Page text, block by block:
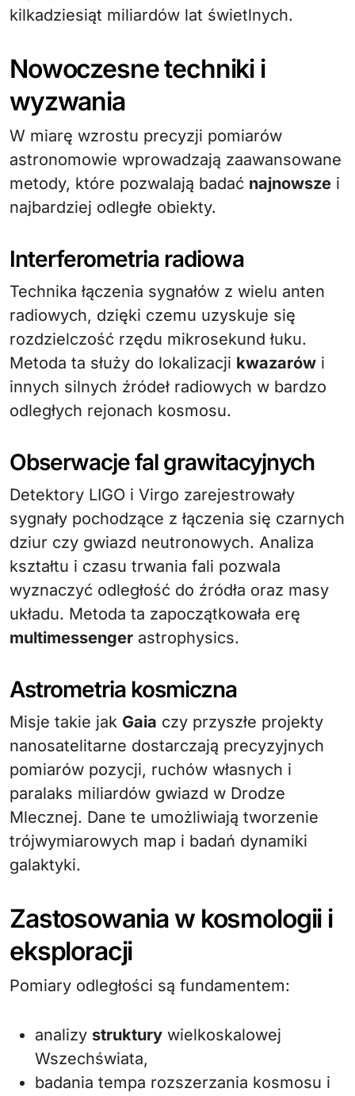
kilkadziesiąt miliardów lat świetlnych.
Nowoczesne techniki i
wyzwania
W miarę wzrostu precyzji pomiarów
astronomowie wprowadzają zaawansowane
metody, które pozwalają badać najnowsze i
najbardziej odległe obiekty.
Interferometria radiowa
Technika łączenia sygnałów z wielu anten
radiowych, dzięki czemu uzyskuje się
rozdzielczość rzędu mikrosekund łuku.
Metoda ta służy do lokalizacji kwazarów i
innych silnych źródeł radiowych w bardzo
odległych rejonach kosmosu.
Obserwacje fal grawitacyjnych
Detektory LIGO i Virgo zarejestrowały
sygnały pochodzące z łączenia się czarnych
dziur czy gwiazd neutronowych. Analiza
kształtu i czasu trwania fali pozwala
wyznaczyć odległość do źródła oraz masy
układu. Metoda ta zapoczątkowała erę
multimessenger astrophysics.
Astrometria kosmiczna
Misje takie jak Gaia czy przyszłe projekty
nanosatelitarne dostarczają precyzyjnych
pomiarów pozycji, ruchów własnych i
paralaks miliardów gwiazd w Drodze
Mlecznej. Dane te umożliwiają tworzenie
trójwymiarowych map i badań dynamiki
galaktyki.
Zastosowania w kosmologii i
eksploracji
Pomiary odległości są fundamentem:
analizy struktury wielkoskalowej
Wszechświata,
badania tempa rozszerzania kosmosu i